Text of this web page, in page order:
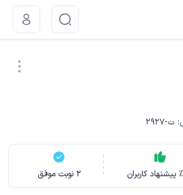
: ت-2927
٪ پیشنهاد کاربران 2 نوبت موفق